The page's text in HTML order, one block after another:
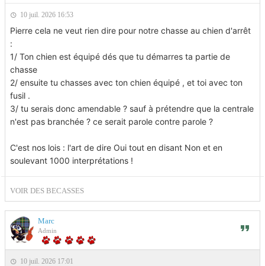
10 juil. 2026 16:53
Pierre cela ne veut rien dire pour notre chasse au chien d'arrêt
:
1/ Ton chien est équipé dés que tu démarres ta partie de
chasse
2/ ensuite tu chasses avec ton chien équipé , et toi avec ton
fusil .
3/ tu serais donc amendable ? sauf à prétendre que la centrale
n'est pas branchée ? ce serait parole contre parole ?
C'est nos lois : l'art de dire Oui tout en disant Non et en
soulevant 1000 interprétations !
VOIR DES BECASSES
Marc
Admin
10 juil. 2026 17:01